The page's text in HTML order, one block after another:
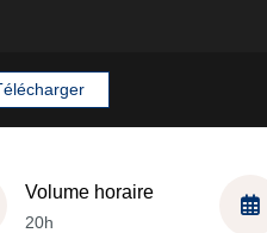
Volume horaire
20h